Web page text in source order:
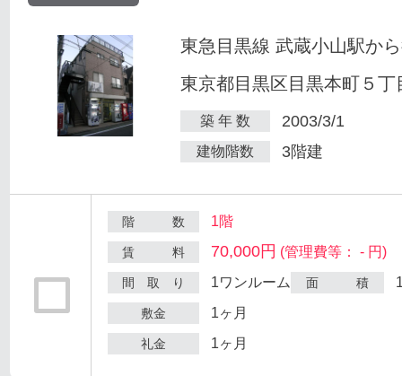
東急目黒線 武蔵小山駅か
東京都目黒区目黒本町５丁
築 年 数 2003/3/1
建物階数 3階建
階 数 1階
賃 料 70,000円 (管理費等： - 円)
間 取 り 1ワンルーム 面 積
敷金 1ヶ月
礼金 1ヶ月